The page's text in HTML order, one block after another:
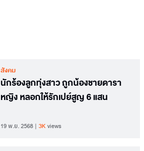
สังคม
นักร้องลูกทุ่งสาว ถูกน้องชายดารา
หญิง หลอกให้รักเปย์สูญ 6 แสน
19 พ.ย. 2568 3Kviews